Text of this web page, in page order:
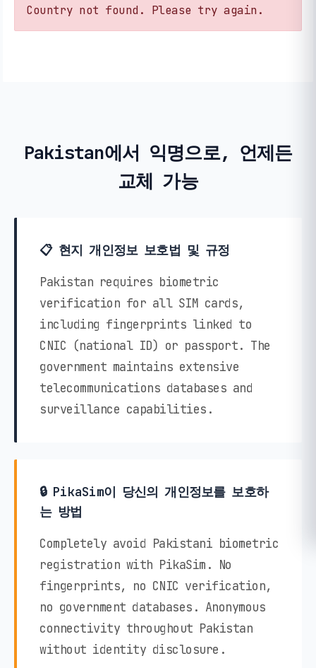
Country not found. Please try again.
Pakistan에서 익명으로, 언제든
교체 가능
📋 현지 개인정보 보호법 및 규정
Pakistan requires biometric
verification for all SIM cards,
including fingerprints linked to
CNIC (national ID) or passport. The
government maintains extensive
telecommunications databases and
surveillance capabilities.
🔒 PikaSim이 당신의 개인정보를 보호하
는 방법
Completely avoid Pakistani biometric
registration with PikaSim. No
fingerprints, no CNIC verification,
no government databases. Anonymous
connectivity throughout Pakistan
without identity disclosure.